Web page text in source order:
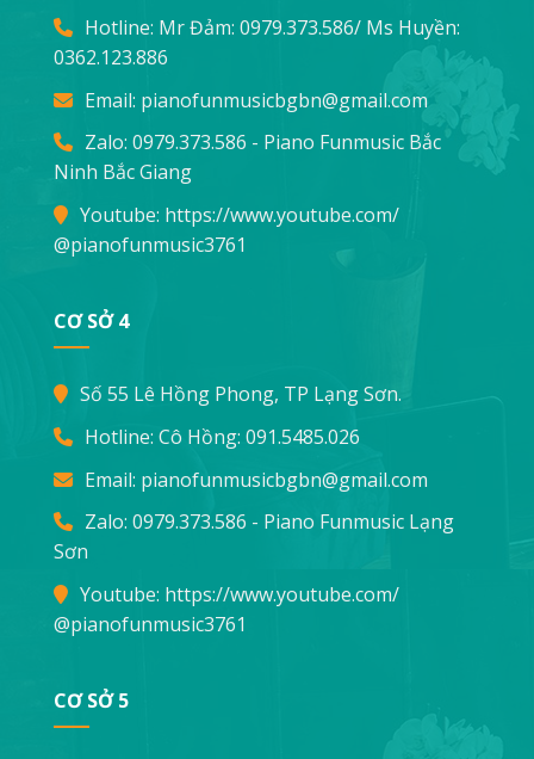
Hotline: Mr Đảm: 0979.373.586/ Ms Huyền:
0362.123.886
Email: pianofunmusicbgbn@gmail.com
Zalo: 0979.373.586 - Piano Funmusic Bắc
Ninh Bắc Giang
Youtube: https://www.youtube.com/
@pianofunmusic3761
CƠ SỞ 4
Số 55 Lê Hồng Phong, TP Lạng Sơn.
Hotline: Cô Hồng: 091.5485.026
Email: pianofunmusicbgbn@gmail.com
Zalo: 0979.373.586 - Piano Funmusic Lạng
Sơn
Youtube: https://www.youtube.com/
@pianofunmusic3761
CƠ SỞ 5